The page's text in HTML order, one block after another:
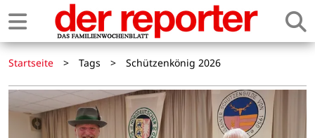
Startseite > Tags > Schützenkönig 2026